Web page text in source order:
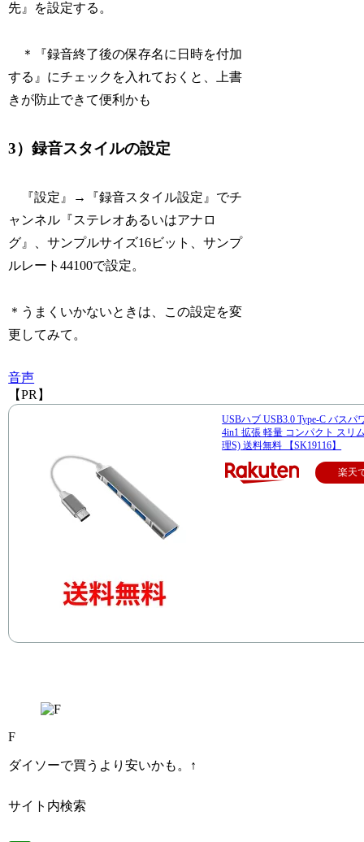
先』を設定する。
＊『録音終了後の保存名に日時を付加
する』にチェックを入れておくと、上書
きが防止できて便利かも
3）録音スタイルの設定
『設定』→『録音スタイル設定』でチ
ャンネル『ステレオあるいはアナロ
グ』、サンプルサイズ16ビット、サンプ
ルレート44100で設定。
＊うまくいかないときは、この設定を変
更してみて。
音声
【PR】
USBハブ USB3.0 Type-C バスパ
4in1 拡張 軽量 コンパクト スリ
理S) 送料無料 【SK19116】
楽天
F
ダイソーで買うより安いかも。↑
サイト内検索